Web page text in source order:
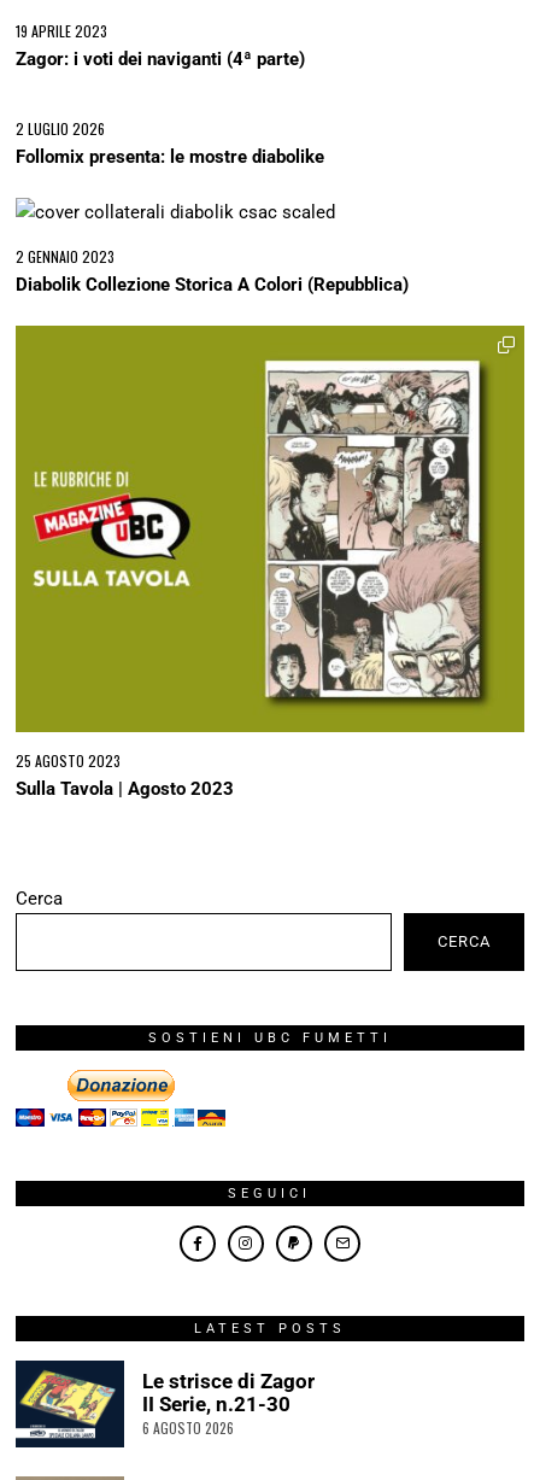
19 APRILE 2023
Zagor: i voti dei naviganti (4ª parte)
2 LUGLIO 2026
Follomix presenta: le mostre diabolike
2 GENNAIO 2023
Diabolik Collezione Storica A Colori (Repubblica)
25 AGOSTO 2023
Sulla Tavola | Agosto 2023
Cerca
CERCA
SOSTIENI UBC FUMETTI
SEGUICI
LATEST POSTS
Le strisce di Zagor
II Serie, n.21-30
6 AGOSTO 2026